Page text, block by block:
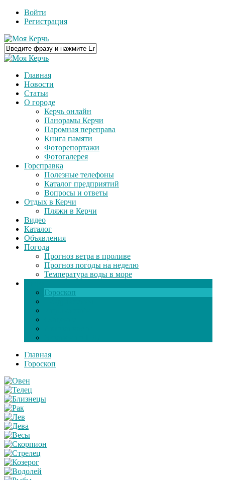
Войти
Регистрация
Главная
Новости
Статьи
О городе
Керчь онлайн
Панорамы Керчи
Паромная переправа
Книга памяти
Фоторепортажи
Фотогалерея
Горсправка
Полезные телефоны
Каталог предприятий
Вопросы и ответы
Отдых в Керчи
Пляжи в Керчи
Видео
Каталог
Объявления
Погода
Прогноз ветра в проливе
Прогноз погоды на неделю
Температура воды в море
Гороскоп
Главная
Гороскоп